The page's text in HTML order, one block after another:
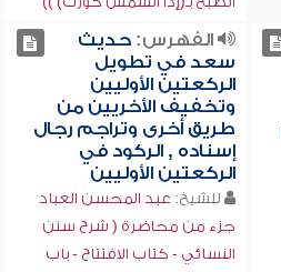
الفهرس:حديث
سعد في تطويل
الركعتين الأوليين
وتخفيف الأخريين من
طريق أخرى وتراجم رجال
إسناده , الركود في
الركعتين الأوليين
للشيخ: عبد المحسن العباد
جزء من محاضرة ( شرح سنن
النسائي - كتاب الافتتاح - باب